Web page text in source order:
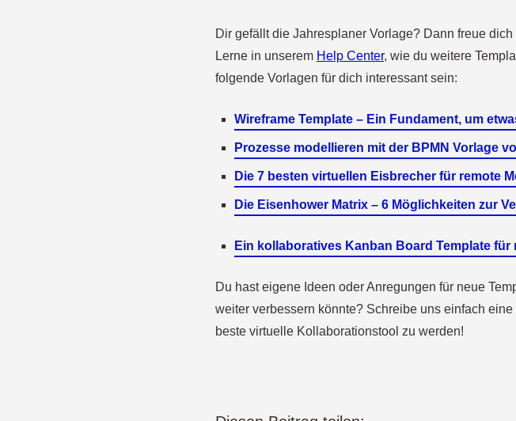
Dir gefällt die Jahresplaner Vorlage? Dann freue
Lerne in unserem Help Center, wie du weitere
folgende Vorlagen für dich interessant sein:
Wireframe Template – Ein Fundament, um
Prozesse modellieren mit der BPMN Vorlage
Die 7 besten virtuellen Eisbrecher für remote
Die Eisenhower Matrix – 6 Möglichkeiten zur
Ein kollaboratives Kanban Board Template
Du hast eigene Ideen oder Anregungen für neue
weiter verbessern könnte? Schreibe uns einfach eine
beste virtuelle Kollaborationstool zu werden!